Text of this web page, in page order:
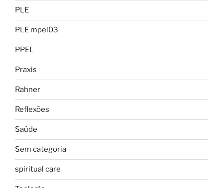
PLE
PLE mpel03
PPEL
Praxis
Rahner
Reflexões
Saúde
Sem categoria
spiritual care